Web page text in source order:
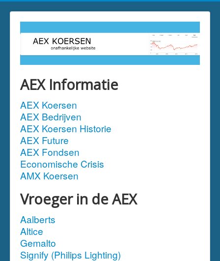
AEX Informatie
AEX Koersen
AEX Bedrijven
AEX Koersen Historie
AEX Future
AEX Fondsen
Economische Crisis
AMX Koersen
Vroeger in de AEX
Aalberts
Altice
Gemalto
Signify (Philips Lighting)